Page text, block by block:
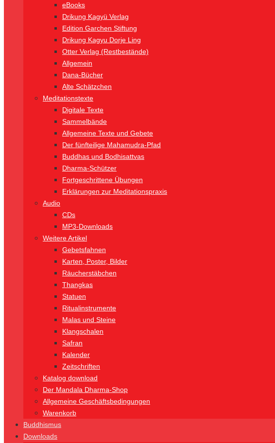
eBooks
Drikung Kagyü Verlag
Edition Garchen Stiftung
Drikung Kagyu Dorje Ling
Otter Verlag (Restbestände)
Allgemein
Dana-Bücher
Alte Schätzchen
Meditationstexte
Digitale Texte
Sammelbände
Allgemeine Texte und Gebete
Der fünfteilige Mahamudra-Pfad
Buddhas und Bodhisattvas
Dharma-Schützer
Fortgeschrittene Übungen
Erklärungen zur Meditationspraxis
Audio
CDs
MP3-Downloads
Weitere Artikel
Gebetsfahnen
Karten, Poster, Bilder
Räucherstäbchen
Thangkas
Statuen
Ritualinstrumente
Malas und Steine
Klangschalen
Safran
Kalender
Zeitschriften
Katalog download
Der Mandala Dharma-Shop
Allgemeine Geschäftsbedingungen
Warenkorb
Buddhismus
Downloads